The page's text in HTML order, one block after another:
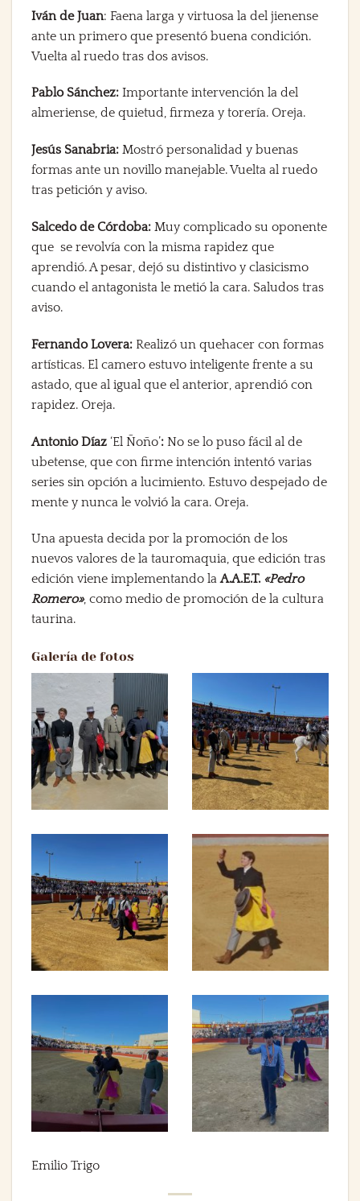
Iván de Juan: Faena larga y virtuosa la del jienense
ante un primero que presentó buena condición.
Vuelta al ruedo tras dos avisos.
Pablo Sánchez: Importante intervención la del
almeriense, de quietud, firmeza y torería. Oreja.
Jesús Sanabria: Mostró personalidad y buenas
formas ante un novillo manejable. Vuelta al ruedo
tras petición y aviso.
Salcedo de Córdoba: Muy complicado su oponente
que se revolvía con la misma rapidez que
aprendió. A pesar, dejó su distintivo y clasicismo
cuando el antagonista le metió la cara. Saludos tras
aviso.
Fernando Lovera: Realizó un quehacer con formas
artísticas. El camero estuvo inteligente frente a su
astado, que al igual que el anterior, aprendió con
rapidez. Oreja.
Antonio Díaz ‘El Ñoño’: No se lo puso fácil al de
ubetense, que con firme intención intentó varias
series sin opción a lucimiento. Estuvo despejado de
mente y nunca le volvió la cara. Oreja.
Una apuesta decida por la promoción de los
nuevos valores de la tauromaquia, que edición tras
edición viene implementando laA.A.E.T. «Pedro
Romero», como medio de promoción de la cultura
taurina.
Galería de fotos
Emilio Trigo